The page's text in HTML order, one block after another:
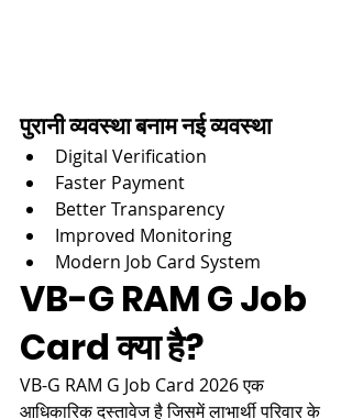
पुरानी व्यवस्था बनाम नई व्यवस्था
Digital Verification
Faster Payment
Better Transparency
Improved Monitoring
Modern Job Card System
VB-G RAM G Job
Card क्या है?
VB-G RAM G Job Card 2026 एक
आधिकारिक दस्तावेज है जिसमें लाभार्थी परिवार के